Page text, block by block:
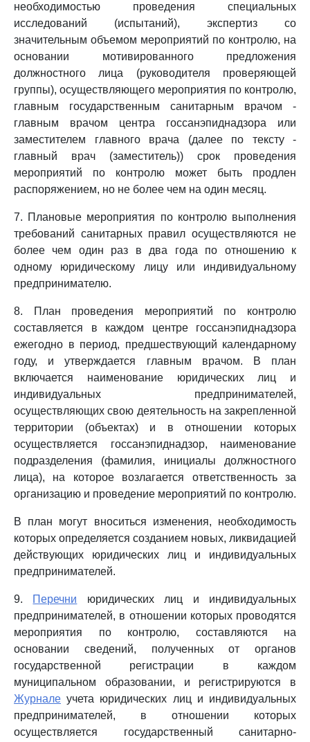
необходимостью проведения специальных
исследований (испытаний), экспертиз со
значительным объемом мероприятий по контролю, на
основании мотивированного предложения
должностного лица (руководителя проверяющей
группы), осуществляющего мероприятия по контролю,
главным государственным санитарным врачом -
главным врачом центра госсанэпиднадзора или
заместителем главного врача (далее по тексту -
главный врач (заместитель)) срок проведения
мероприятий по контролю может быть продлен
распоряжением, но не более чем на один месяц.
7. Плановые мероприятия по контролю выполнения
требований санитарных правил осуществляются не
более чем один раз в два года по отношению к
одному юридическому лицу или индивидуальному
предпринимателю.
8. План проведения мероприятий по контролю
составляется в каждом центре госсанэпиднадзора
ежегодно в период, предшествующий календарному
году, и утверждается главным врачом. В план
включается наименование юридических лиц и
индивидуальных предпринимателей,
осуществляющих свою деятельность на закрепленной
территории (объектах) и в отношении которых
осуществляется госсанэпиднадзор, наименование
подразделения (фамилия, инициалы должностного
лица), на которое возлагается ответственность за
организацию и проведение мероприятий по контролю.
В план могут вноситься изменения, необходимость
которых определяется созданием новых, ликвидацией
действующих юридических лиц и индивидуальных
предпринимателей.
9. Перечни юридических лиц и индивидуальных
предпринимателей, в отношении которых проводятся
мероприятия по контролю, составляются на
основании сведений, полученных от органов
государственной регистрации в каждом
муниципальном образовании, и регистрируются в
Журнале учета юридических лиц и индивидуальных
предпринимателей, в отношении которых
осуществляется государственный санитарно-